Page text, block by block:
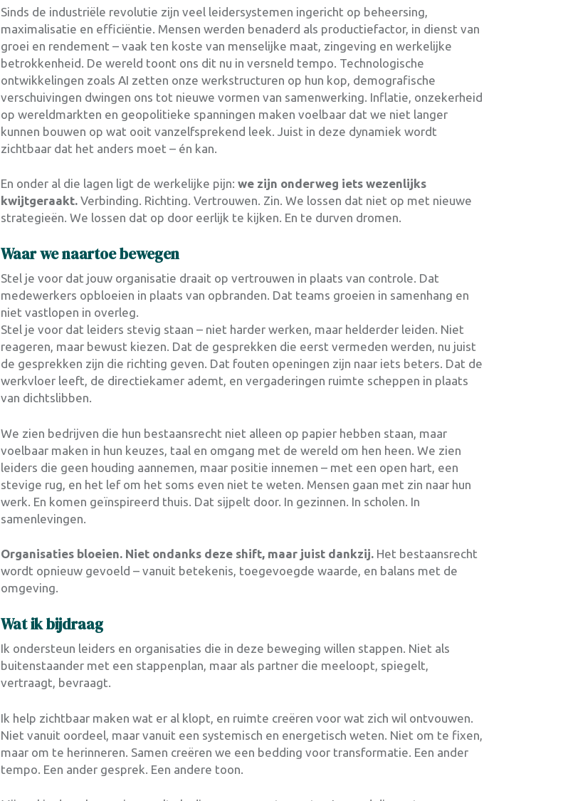
Sinds de industriële revolutie zijn veel leidersystemen ingericht op beheersing,
maximalisatie en efficiëntie. Mensen werden benaderd als productiefactor, in dienst van
groei en rendement – vaak ten koste van menselijke maat, zingeving en werkelijke
betrokkenheid. De wereld toont ons dit nu in versneld tempo. Technologische
ontwikkelingen zoals AI zetten onze werkstructuren op hun kop, demografische
verschuivingen dwingen ons tot nieuwe vormen van samenwerking. Inflatie, onzekerheid
op wereldmarkten en geopolitieke spanningen maken voelbaar dat we niet langer
kunnen bouwen op wat ooit vanzelfsprekend leek. Juist in deze dynamiek wordt
zichtbaar dat het anders moet – én kan.
En onder al die lagen ligt de werkelijke pijn: we zijn onderweg iets wezenlijks
kwijtgeraakt. Verbinding. Richting. Vertrouwen. Zin. We lossen dat niet op met nieuwe
strategieën. We lossen dat op door eerlijk te kijken. En te durven dromen.
Waar we naartoe bewegen
Stel je voor dat jouw organisatie draait op vertrouwen in plaats van controle. Dat
medewerkers opbloeien in plaats van opbranden. Dat teams groeien in samenhang en
niet vastlopen in overleg.
Stel je voor dat leiders stevig staan – niet harder werken, maar helderder leiden. Niet
reageren, maar bewust kiezen. Dat de gesprekken die eerst vermeden werden, nu juist
de gesprekken zijn die richting geven. Dat fouten openingen zijn naar iets beters. Dat de
werkvloer leeft, de directiekamer ademt, en vergaderingen ruimte scheppen in plaats
van dichtslibben.
We zien bedrijven die hun bestaansrecht niet alleen op papier hebben staan, maar
voelbaar maken in hun keuzes, taal en omgang met de wereld om hen heen. We zien
leiders die geen houding aannemen, maar positie innemen – met een open hart, een
stevige rug, en het lef om het soms even niet te weten. Mensen gaan met zin naar hun
werk. En komen geïnspireerd thuis. Dat sijpelt door. In gezinnen. In scholen. In
samenlevingen.
Organisaties bloeien. Niet ondanks deze shift, maar juist dankzij. Het bestaansrecht
wordt opnieuw gevoeld – vanuit betekenis, toegevoegde waarde, en balans met de
omgeving.
Wat ik bijdraag
Ik ondersteun leiders en organisaties die in deze beweging willen stappen. Niet als
buitenstaander met een stappenplan, maar als partner die meeloopt, spiegelt,
vertraagt, bevraagt.
Ik help zichtbaar maken wat er al klopt, en ruimte creëren voor wat zich wil ontvouwen.
Niet vanuit oordeel, maar vanuit een systemisch en energetisch weten. Niet om te fixen,
maar om te herinneren. Samen creëren we een bedding voor transformatie. Een ander
tempo. Een ander gesprek. Een andere toon.